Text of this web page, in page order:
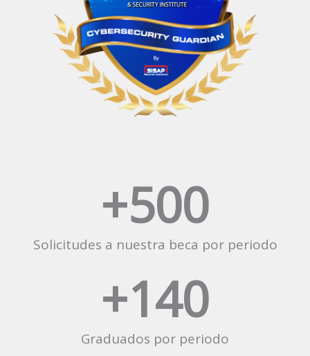
Solicitudes a nuestra beca por periodo
+500
Graduados por periodo
+140